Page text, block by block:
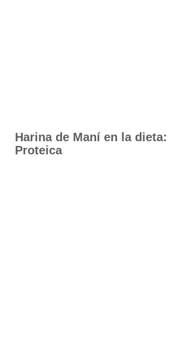
Harina de Maní en la
Proteica